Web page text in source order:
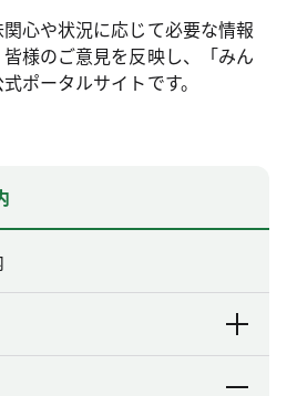
心や状況に応じて必要な情報
様のご意見を反映し、「みん
ポータルサイトです。